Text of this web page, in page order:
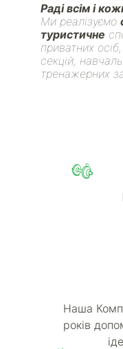
Раді всім і
Ми реалізуємо
туристичне
приватних
секцій,
тренажерних
Наша
років